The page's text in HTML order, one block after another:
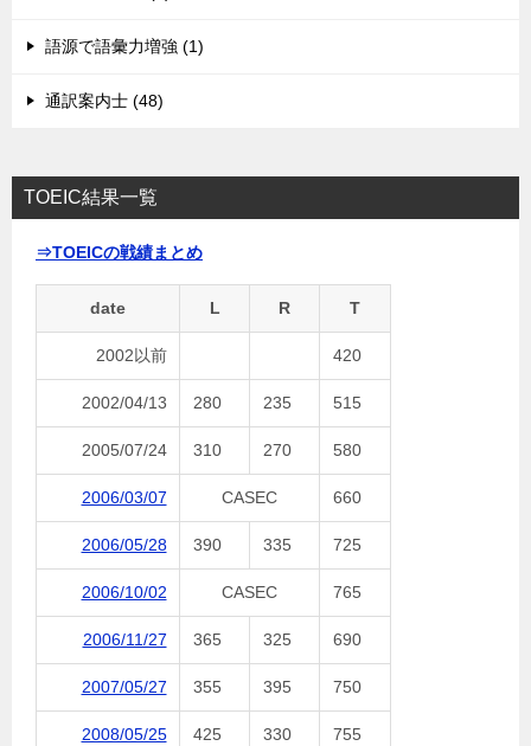
語源で語彙力増強 (1)
通訳案内士 (48)
TOEIC結果一覧
⇒TOEICの戦績まとめ
date L R T
2002以前 420
2002/04/13 280 235 515
2005/07/24 310 270 580
2006/03/07 CASEC 660
2006/05/28 390 335 725
2006/10/02 CASEC 765
2006/11/27 365 325 690
2007/05/27 355 395 750
2008/05/25 425 330 755